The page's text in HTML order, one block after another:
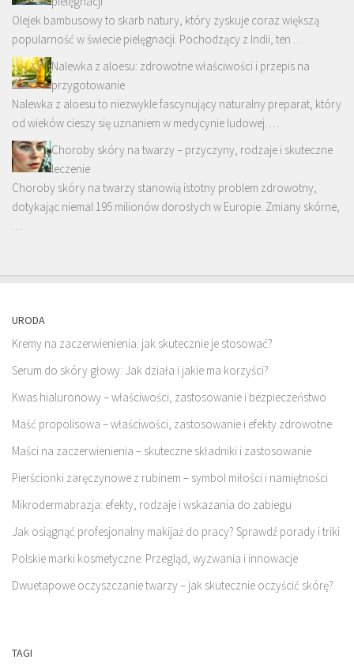
Olejek bambusowy to skarb natury, który zyskuje coraz większą
popularność w świecie pielęgnacji. Pochodzący z Indii, ten …
Nalewka z aloesu: zdrowotne właściwości i przepis na
przygotowanie
Nalewka z aloesu to niezwykle fascynujący naturalny preparat, który
od wieków cieszy się uznaniem w medycynie ludowej. …
Choroby skóry na twarzy – przyczyny, rodzaje i skuteczne
leczenie
Choroby skóry na twarzy stanowią istotny problem zdrowotny,
dotykając niemal 195 milionów dorosłych w Europie. Zmiany skórne,
…
URODA
Kremy na zaczerwienienia: jak skutecznie je stosować?
Serum do skóry głowy: Jak działa i jakie ma korzyści?
Kwas hialuronowy – właściwości, zastosowanie i bezpieczeństwo
Maść propolisowa – właściwości, zastosowanie i efekty zdrowotne
Maści na zaczerwienienia – skuteczne składniki i zastosowanie
Pierścionki zaręczynowe z rubinem – symbol miłości i namiętności
Mikrodermabrazja: efekty, rodzaje i wskazania do zabiegu
Jak osiągnąć profesjonalny makijaż do pracy? Sprawdź porady i triki
Polskie marki kosmetyczne: Przegląd, wyzwania i innowacje
Dwuetapowe oczyszczanie twarzy – jak skutecznie oczyścić skórę?
TAGI